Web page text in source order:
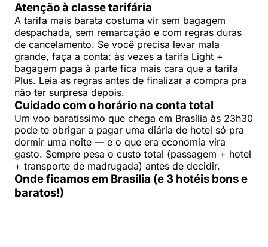
Atenção à classe tarifária
A tarifa mais barata costuma vir sem bagagem
despachada, sem remarcação e com regras duras
de cancelamento. Se você precisa levar mala
grande, faça a conta: às vezes a tarifa Light +
bagagem paga à parte fica mais cara que a tarifa
Plus. Leia as regras antes de finalizar a compra pra
não ter surpresa depois.
Cuidado com o horário na conta total
Um voo baratíssimo que chega em Brasília às 23h30
pode te obrigar a pagar uma diária de hotel só pra
dormir uma noite — e o que era economia vira
gasto. Sempre pesa o custo total (passagem + hotel
+ transporte de madrugada) antes de decidir.
Onde ficamos em Brasília (e 3 hotéis bons e
baratos!)